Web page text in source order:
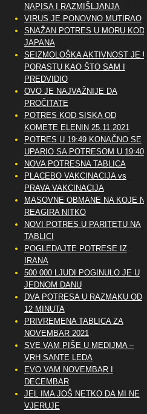
NAPISA I RAZMIŠLJANJA
VIRUS JE PONOVNO MUTIRAO
SNAŽAN POTRES U MORU KOD
JAPANA
SEIZMOLOŠKA AKTIVNOST JE U
PORASTU KAO ŠTO SAM I
PREDVIDIO
OVO JE NAJVAŽNIJE DA
PROČITATE
POTRES KOD SISKA OD
KOMETE ELENIN 25.11.2021
POTRES U 19:49 KONAČNO SE
UPARIO SA POTRESOM U 19:40
NOVA POTRESNA TABLICA
PLACEBO VAKCINACIJA vs
PRAVA VAKCINACIJA
MASOVNE OBMANE NA KOJE NE
REAGIRA NITKO
NOVI POTRES U PARITETU NA
TABLICI
POGLEDAJTE POTRESE IZ
IRANA
500 000 LJUDI POGINULO JE U
JEDNOM DANU
DVA POTRESA U RAZMAKU OD
12 MINUTA
PRIVREMENA TABLICA ZA
NOVEMBAR 2021
SVE VAM PIŠE U MEDIJMA –
VRH SANTE LEDA
EVO VAM NOVEMBAR I
DECEMBAR
JEL IMA JOŠ NETKO DA MI NE
VJERUJE